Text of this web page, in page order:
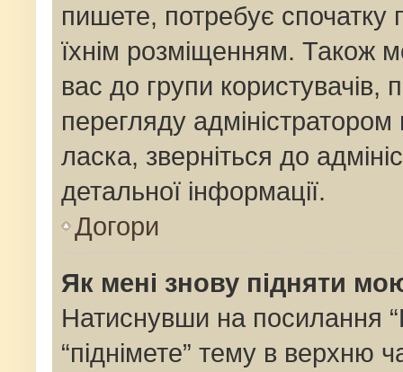
пишете, потребує спочатку
їхнім розміщенням. Також
вас до групи
перегляду
ласка, зверніться до
детальної інформації.
Догори
Як мені знову підняти
Натиснувши на посилання
“піднімете” тему в верхню